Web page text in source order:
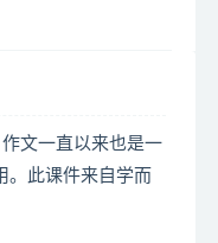
文一直以来也是一
。此课件来自学而